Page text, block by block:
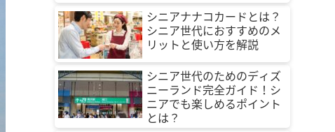
シニアナナコカードとは？
シニア世代におすすめのメ
リットと使い方を解説
シニア世代のためのディズ
ニーランド完全ガイド！シ
ニアでも楽しめるポイント
とは？